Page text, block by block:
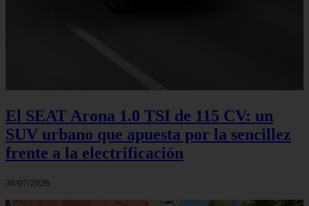
El SEAT Arona 1.0 TSI de 115 CV: un
SUV urbano que apuesta por la sencillez
frente a la electrificación
30/07/2026